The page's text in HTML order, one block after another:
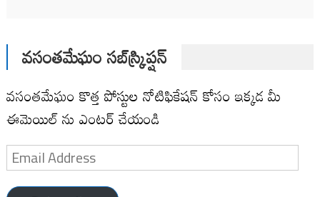
వసంతమేఘం సబ్‌స్క్రిప్షన్
వసంతమేఘం కొత్త పోస్టుల నోటిఫికేషన్ కోసం ఇక్కడ మీ
ఈమెయిల్ ను ఎంటర్ చేయండి
Email
Address